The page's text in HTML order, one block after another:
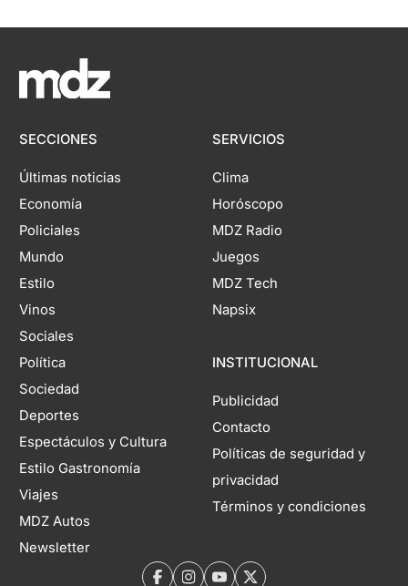
SECCIONES
Últimas noticias
Economía
Policiales
Mundo
Estilo
Vinos
Sociales
Política
Sociedad
Deportes
Espectáculos y Cultura
Estilo Gastronomía
Viajes
MDZ Autos
Newsletter
SERVICIOS
Clima
Horóscopo
MDZ Radio
Juegos
MDZ Tech
Napsix
INSTITUCIONAL
Publicidad
Contacto
Políticas de seguridad y
privacidad
Términos y condiciones